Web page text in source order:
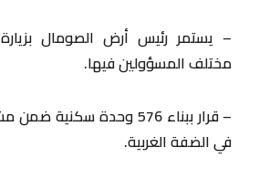
– يستمر رئيس أرض الصومال بزيارة
مختلف المسؤولين فيها.
– قرار ببناء 576 وحدة
في الضفة الغربية.